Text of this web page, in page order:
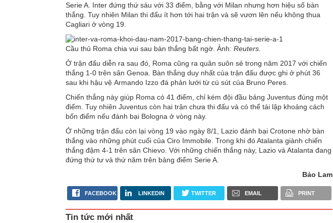
Serie A. Inter đứng thứ sáu với 33 điểm, bằng với Milan nhưng hơn hiệu số bàn
thắng. Tuy nhiên Milan thi đấu ít hơn tới hai trận và sẽ vươn lên nếu không thua
Cagliari ở vòng 19.
Cầu thủ Roma chia vui sau bàn thắng bất ngờ. Ảnh: Reuters.
Ở trận đấu diễn ra sau đó, Roma cũng ra quân suôn sẻ trong năm 2017 với chiến
thắng 1-0 trên sân Genoa. Bàn thắng duy nhất của trận đấu được ghi ở phút 36
sau khi hậu vệ Armando Izzo đá phản lưới từ cú sút của Bruno Peres.
Chiến thắng này giúp Roma có 41 điểm, chỉ kém đội đầu bảng Juventus đúng một
điểm. Tuy nhiên Juventus còn hai trận chưa thi đấu và có thể tái lập khoảng cách
bốn điểm nếu đánh bại Bologna ở vòng này.
Ở những trận đấu còn lại vòng 19 vào ngày 8/1, Lazio đánh bại Crotone nhờ bàn
thắng vào những phút cuối của Ciro Immobile. Trong khi đó Atalanta giành chiến
thắng đậm 4-1 trên sân Chievo. Với những chiến thắng này, Lazio và Atalanta đang
đứng thứ tư và thứ năm trên bảng điểm Serie A.
Bảo Lam
FACEBOOK LINKEDIN TWITTER EMAIL PRINT
Tin tức mới nhất